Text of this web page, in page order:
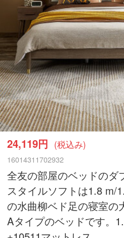
24,119円 (税込み)
16014311702932
全友の部屋のベッドのダ
スタイルソフトは1.8 m/
の水曲柳ベド足の寝室の
Aタイプのベッドです。